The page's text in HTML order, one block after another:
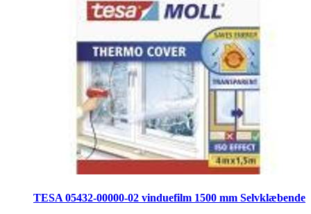
TESA 05432-00000-02 vinduefilm 1500 mm Selvklæbende